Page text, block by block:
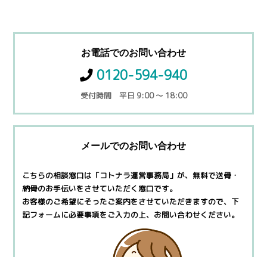
お電話でのお問い合わせ
0120-594-940
受付時間 平日 9:00 ～ 18:00
メールでのお問い合わせ
こちらの相談窓口は「コトナラ運営事務局」が、無料で送骨・
納骨のお手伝いをさせていただく窓口です。
お客様のご希望にそったご案内をさせていただきますので、 下
記フォームに必要事項をご入力の上、お問い合わせください。